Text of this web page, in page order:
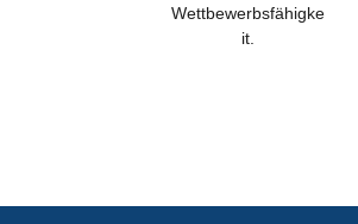
Wettbewerbsfähigke
it.